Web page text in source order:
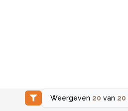
Weergeven 20 van 20
Log in of registreer u voor
groothandelsprijzen.